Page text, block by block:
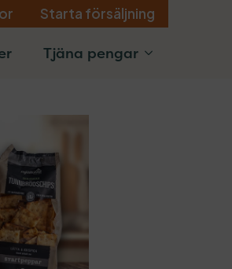
Starta försäljning
Tjäna pengar